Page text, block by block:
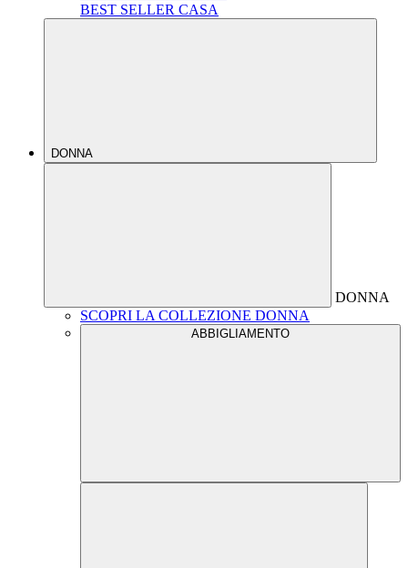
BEST SELLER CASA
DONNA
DONNA
SCOPRI LA COLLEZIONE DONNA
ABBIGLIAMENTO